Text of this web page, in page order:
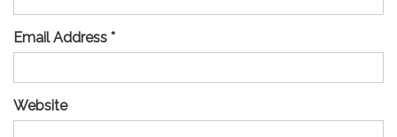
Email Address *
Website